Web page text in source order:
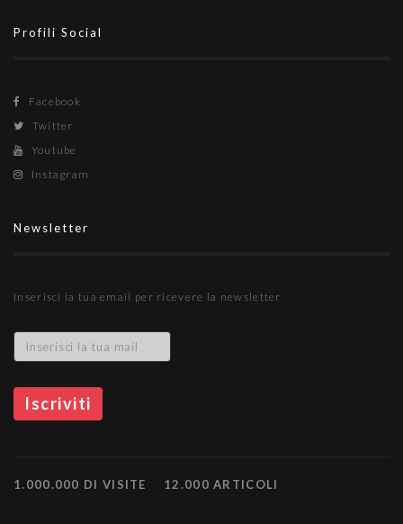
Profili Social
Facebook
Twitter
Youtube
Instagram
Newsletter
Inserisci la tua email per ricevere la newsletter
1.000.000 DI VISITE 12.000 ARTICOLI